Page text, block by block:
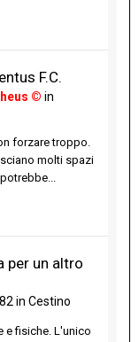
F.C.
© in
forzare troppo.
molti spazi
per un altro
in Cestino
e fisiche. L'unico